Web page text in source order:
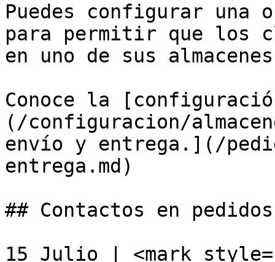
Puedes configurar una
para permitir que los
en uno de sus
Conoce la
(/configuracion/
envío y entrega.](/
entrega.md)
## Contactos en pedidos
15 Julio | <mark